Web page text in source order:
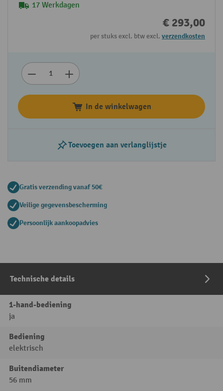
17 Werkdagen
€ 293,00
per stuks excl. btw excl. verzendkosten
In de winkelwagen
Toevoegen aan verlanglijstje
Gratis verzending vanaf 50€
Veilige gegevensbescherming
Persoonlijk aankoopadvies
Technische details
1-hand-bediening
ja
Bediening
elektrisch
Buitendiameter
56 mm